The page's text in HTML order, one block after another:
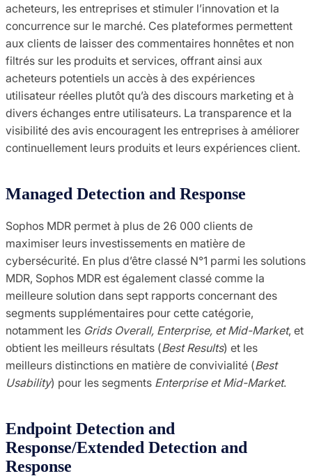
acheteurs, les entreprises et stimuler l’innovation et la
concurrence sur le marché. Ces plateformes permettent
aux clients de laisser des commentaires honnêtes et non
filtrés sur les produits et services, offrant ainsi aux
acheteurs potentiels un accès à des expériences
utilisateur réelles plutôt qu’à des discours marketing et à
divers échanges entre utilisateurs. La transparence et la
visibilité des avis encouragent les entreprises à améliorer
continuellement leurs produits et leurs expériences client.
Managed Detection and Response
Sophos MDR permet à plus de 26 000 clients de
maximiser leurs investissements en matière de
cybersécurité. En plus d’être classé N°1 parmi les solutions
MDR, Sophos MDR est également classé comme la
meilleure solution dans sept rapports concernant des
segments supplémentaires pour cette catégorie,
notamment les Grids Overall, Enterprise, et Mid-Market, et
obtient les meilleurs résultats (Best Results) et les
meilleurs distinctions en matière de convivialité (Best
Usability) pour les segments Enterprise et Mid-Market.
Endpoint Detection and
Response/Extended Detection and
Response